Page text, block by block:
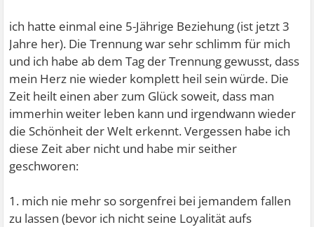
ich hatte einmal eine 5-Jährige Beziehung (ist jetzt 3
Jahre her). Die Trennung war sehr schlimm für mich
und ich habe ab dem Tag der Trennung gewusst, dass
mein Herz nie wieder komplett heil sein würde. Die
Zeit heilt einen aber zum Glück soweit, dass man
immerhin weiter leben kann und irgendwann wieder
die Schönheit der Welt erkennt. Vergessen habe ich
diese Zeit aber nicht und habe mir seither
geschworen:
1. mich nie mehr so sorgenfrei bei jemandem fallen
zu lassen (bevor ich nicht seine Loyalität aufs